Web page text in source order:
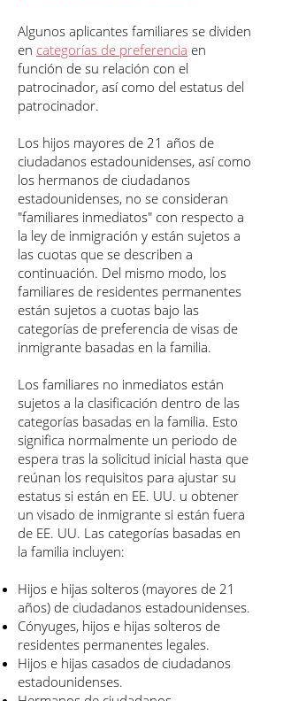
Algunos aplicantes familiares se dividen
en categorías de preferencia en
función de su relación con el
patrocinador, así como del estatus del
patrocinador.
Los hijos mayores de 21 años de
ciudadanos estadounidenses, así como
los hermanos de ciudadanos
estadounidenses, no se consideran
"familiares inmediatos" con respecto a
la ley de inmigración y están sujetos a
las cuotas que se describen a
continuación. Del mismo modo, los
familiares de residentes permanentes
están sujetos a cuotas bajo las
categorías de preferencia de visas de
inmigrante basadas en la familia.
Los familiares no inmediatos están
sujetos a la clasificación dentro de las
categorías basadas en la familia. Esto
significa normalmente un periodo de
espera tras la solicitud inicial hasta que
reúnan los requisitos para ajustar su
estatus si están en EE. UU. u obtener
un visado de inmigrante si están fuera
de EE. UU. Las categorías basadas en
la familia incluyen:
Hijos e hijas solteros (mayores de 21
años) de ciudadanos estadounidenses.
Cónyuges, hijos e hijas solteros de
residentes permanentes legales.
Hijos e hijas casados de ciudadanos
estadounidenses.